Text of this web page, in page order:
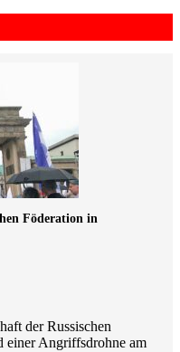
Föderation in
der Russischen
einer Angriffsdrohne am